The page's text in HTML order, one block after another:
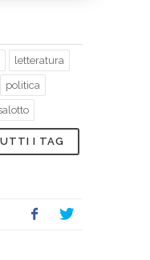
letteratura
politica
I TAG